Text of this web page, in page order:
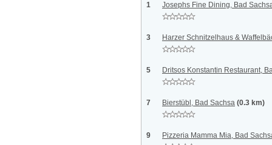
1 Josephs Fine Dining, Bad
3 Harzer Schnitzelhaus &
5 Dritsos Konstantin Restaurant,
7 Bierstübl, Bad Sachsa (0.3 km)
9 Pizzeria Mamma Mia, Bad